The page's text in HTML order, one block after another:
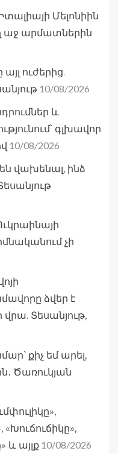
Մելոնիին
աջ արմատներին
ուժերից.
10/08/2026
և
գլխավոր
10/08/2026
են վախենալ, ինձ
չի
ձվեր է
Տեսանյութ,
քիչ եմ արել,
Ծառուկյան
«Խուճուճիկը»,
և այլք 10/08/2026